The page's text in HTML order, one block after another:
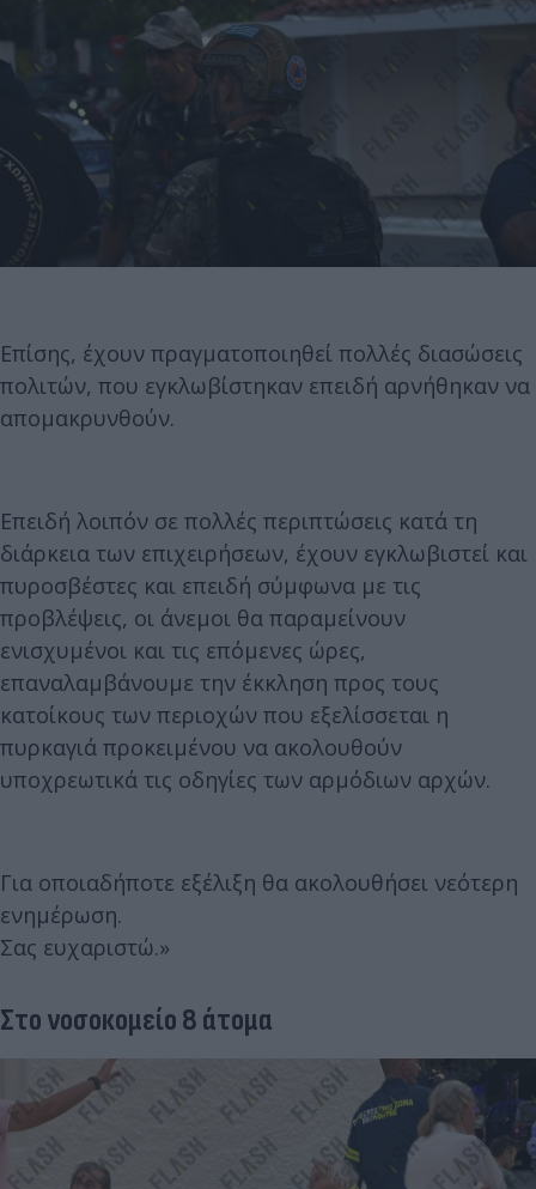
Επίσης, έχουν πραγματοποιηθεί πολλές διασώσεις
πολιτών, που εγκλωβίστηκαν επειδή αρνήθηκαν να
απομακρυνθούν.
Επειδή λοιπόν σε πολλές περιπτώσεις κατά τη
διάρκεια των επιχειρήσεων, έχουν εγκλωβιστεί και
πυροσβέστες και επειδή σύμφωνα με τις
προβλέψεις, οι άνεμοι θα παραμείνουν
ενισχυμένοι και τις επόμενες ώρες,
επαναλαμβάνουμε την έκκληση προς τους
κατοίκους των περιοχών που εξελίσσεται η
πυρκαγιά προκειμένου να ακολουθούν
υποχρεωτικά τις οδηγίες των αρμόδιων αρχών.
Για οποιαδήποτε εξέλιξη θα ακολουθήσει νεότερη
ενημέρωση.
Σας ευχαριστώ.»
Στο νοσοκομείο 8 άτομα